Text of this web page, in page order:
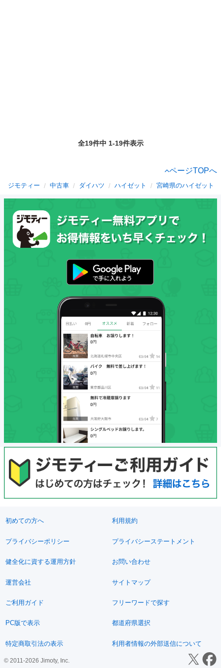
全19件中 1-19件表示
ページTOPへ
ジモティー 中古車 ダイハツ ハイゼット 宮崎県のハイゼット
初めての方へ 利用規約
プライバシーポリシー プライバシーステートメント
健全化に資する運用方針 お問い合わせ
運営会社 サイトマップ
ご利用ガイド フリーワードで探す
PC版で表示 都道府県選択
特定商取引法の表示 利用者情報の外部送信について
© 2011-2026 Jimoty, Inc.